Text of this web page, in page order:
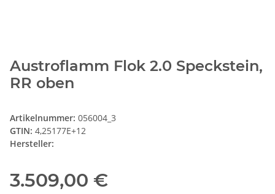
Austroflamm Flok 2.0 Speckstein,
RR oben
Artikelnummer: 056004_3
GTIN: 4,25177E+12
Hersteller:
3.509,00 €